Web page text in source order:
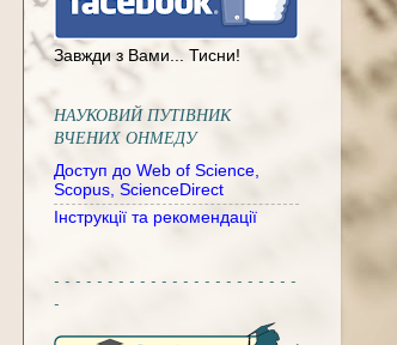
Завжди з Вами... Тисни!
НАУКОВИЙ ПУТІВНИК
ВЧЕНИХ ОНМЕДУ
Доступ до Web of Science,
Scopus, ScienceDirect
Інструкції та рекомендації
- - - - - - - - - - - - - - - - - - - - - - -
-